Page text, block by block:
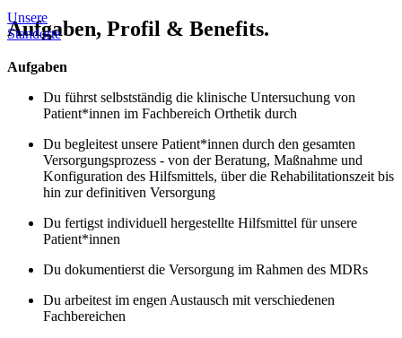
Aufgaben, Profil & Benefits.
Aufgaben
Du führst selbstständig die klinische Untersuchung von
Patient*innen im Fachbereich Orthetik durch
Du begleitest unsere Patient*innen durch den gesamten
Versorgungsprozess - von der Beratung, Maßnahme und
Konfiguration des Hilfsmittels, über die Rehabilitationszeit bis
hin zur definitiven Versorgung
Du fertigst individuell hergestellte Hilfsmittel für unsere
Patient*innen
Du dokumentierst die Versorgung im Rahmen des MDRs
Du arbeitest im engen Austausch mit verschiedenen
Fachbereichen
Unsere
Standorte